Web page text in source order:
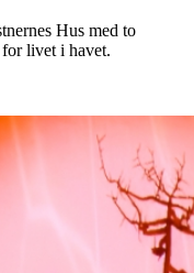
Hus med to
livet i havet.